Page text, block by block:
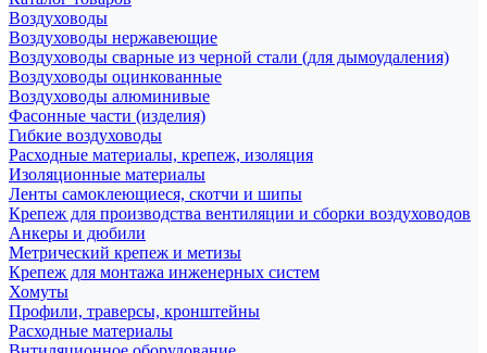
Воздуховоды
Воздуховоды нержавеющие
Воздуховоды сварные из черной стали (для дымоудаления)
Воздуховоды оцинкованные
Воздуховоды алюминивые
Фасонные части (изделия)
Гибкие воздуховоды
Расходные материалы, крепеж, изоляция
Изоляционные материалы
Ленты самоклеющиеся, скотчи и шипы
Крепеж для производства вентиляции и сборки воздуховодов
Анкеры и дюбили
Метрический крепеж и метизы
Крепеж для монтажа инженерных систем
Хомуты
Профили, траверсы, кронштейны
Расходные материалы